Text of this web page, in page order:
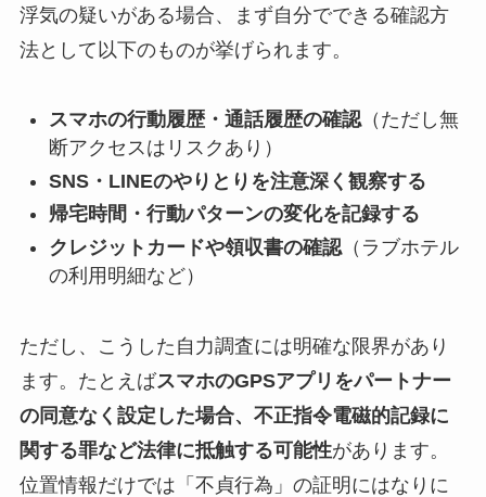
浮気の疑いがある場合、まず自分でできる確認方
法として以下のものが挙げられます。
スマホの行動履歴・通話履歴の確認（ただし無
断アクセスはリスクあり）
SNS・LINEのやりとりを注意深く観察する
帰宅時間・行動パターンの変化を記録する
クレジットカードや領収書の確認（ラブホテル
の利用明細など）
ただし、こうした自力調査には明確な限界があり
ます。たとえばスマホのGPSアプリをパートナー
の同意なく設定した場合、不正指令電磁的記録に
関する罪など法律に抵触する可能性があります。
位置情報だけでは「不貞行為」の証明にはなりに